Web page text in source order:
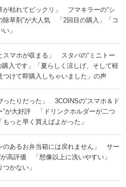
が枯れてビックリ」 フマキラーの“シ
除草剤”が大人気 「2回目の購入」「コ
」
スマホが収まる」 スタバの“ミニトー
購入です」「夏らしく涼しげ、そして軽
つけて即購入しちゃいました」の声
ったりだった」 3COINSの“スマホ＆ド
”が大好評 「ドリンクホルダーが二つ
っと早く買えばよかった」
のあるお弁当箱には戻れません」 サー
が高評価 「想像以上に洗いやすい」
つかない」